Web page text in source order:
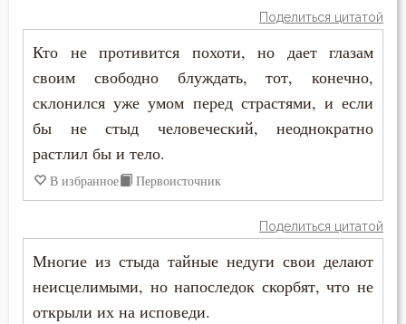
Власть
Воздержание
Вознесение
Воля Божия
Воскресение
Воскресение Христово
Димитрий Ростовский
Дионисий Ареопагит
Епифаний Кипрский
Зосима Палестинский
Иаков Низибийский
Поделиться цитатой
Кто не противится похоти, но дает глазам
своим свободно блуждать, тот, конечно,
склонился уже умом перед страстями, и если
бы не стыд человеческий, неоднократно
растлил бы и тело.
В избранное Первоисточник
Поделиться цитатой
Многие из стыда тайные недуги свои делают
неисцелимыми, но напоследок скорбят, что не
открыли их на исповеди.